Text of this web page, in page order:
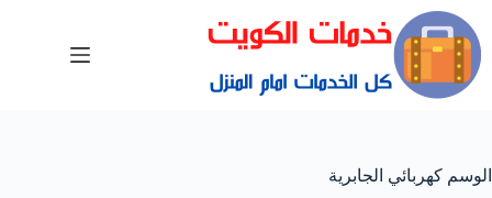
الوسم كهربائي الجابرية